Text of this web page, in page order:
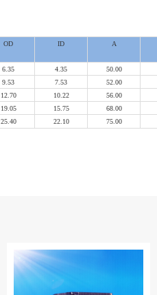
OD ID A
6.35 4.35
50.00
9.53 7.53
52.00
12.70 10.22
56.00
19.05 15.75
68.00
25.40 22.10 75.00